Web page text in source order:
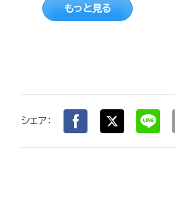
もっと見る
シェア：